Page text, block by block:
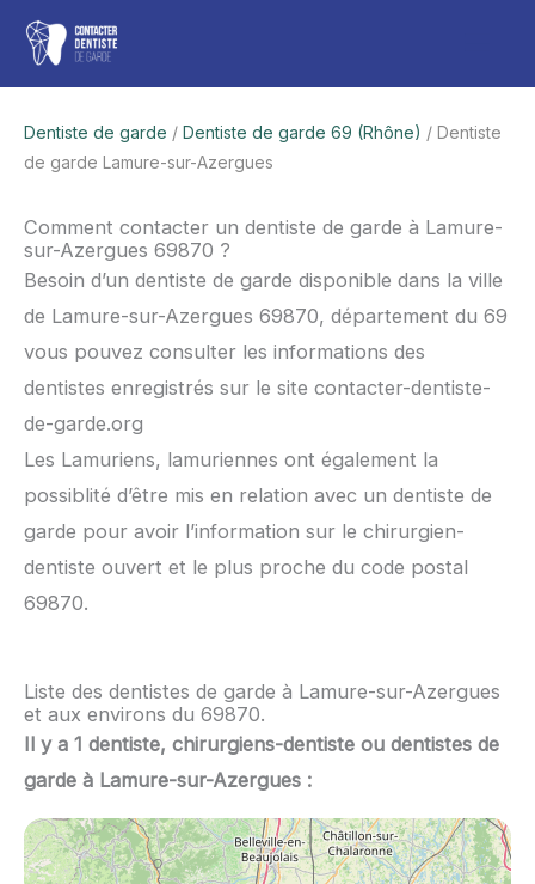
Aller
contenu
Dentiste de garde / Dentiste de garde 69 (Rhône) / Dentiste
de garde Lamure-sur-Azergues
Comment contacter un dentiste de garde à Lamure-
sur-Azergues 69870 ?
Besoin d’un dentiste de garde disponible dans la ville
de Lamure-sur-Azergues 69870, département du 69
vous pouvez consulter les informations des
dentistes enregistrés sur le site contacter-dentiste-
de-garde.org
Les Lamuriens, lamuriennes ont également la
possiblité d’être mis en relation avec un dentiste de
garde pour avoir l’information sur le chirurgien-
dentiste ouvert et le plus proche du code postal
69870.
Liste des dentistes de garde à Lamure-sur-Azergues
et aux environs du 69870.
Il y a 1 dentiste, chirurgiens-dentiste ou dentistes de
garde à Lamure-sur-Azergues :